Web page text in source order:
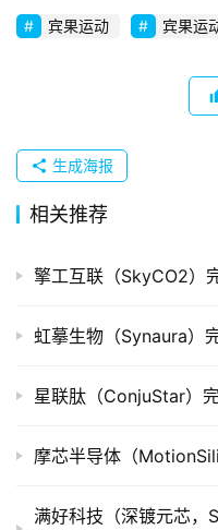
初
创
品
牌
发
布
重
司
市
登录
宾果运动 宾果运
生成海报
相关推荐
擎工互联（SkyCO2）
虹摹生物（Synaura）
星联肽（ConjuStar）
摩芯半导体（
满好科技（深镀元芯